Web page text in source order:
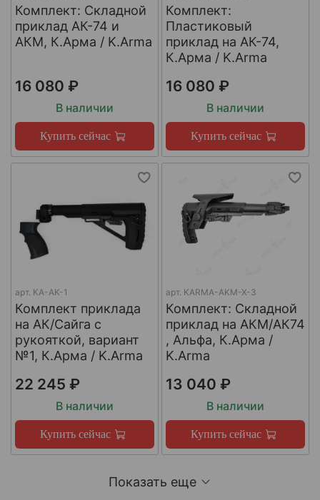
Комплект: Cкладной
приклад АК-74 и
АКМ, К.Арма / K.Arma
16 080 ₽
В наличии
Купить сейчас
Комплект:
Пластиковый
приклад на АК-74,
К.Арма / K.Arma
16 080 ₽
В наличии
Купить сейчас
арт. KA-AK-1
Комплект приклада
на АК/Сайга с
рукояткой, вариант
№1, К.Арма / K.Arma
22 245 ₽
В наличии
Купить сейчас
арт. KARMA-AKM-X-3
Комплект: Складной
приклад на АКМ/АК74
, Альфа, К.Арма /
K.Arma
13 040 ₽
В наличии
Купить сейчас
Показать еще